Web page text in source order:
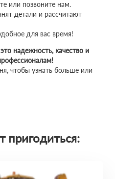
или позвоните нам.
детали и рассчитают
для вас время!
надежность, качество и
чтобы узнать больше или